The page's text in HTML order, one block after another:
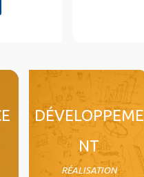
DÉVELOPPEME
NT
RÉALISATION